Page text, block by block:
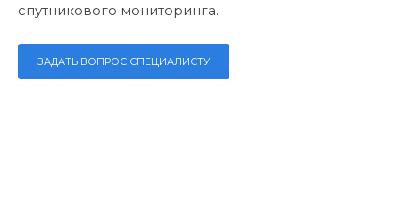
спутникового мониторинга.
ЗАДАТЬ ВОПРОС СПЕЦИАЛИСТУ